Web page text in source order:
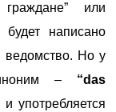
или
написано
ведомство. Но у
– “das
употребляется